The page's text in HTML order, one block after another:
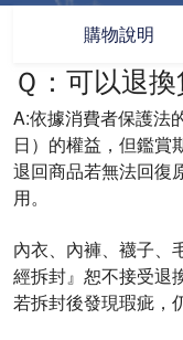
SF 三花棉
購物說明
SF 三花棉業
Ｑ：可以退
A:依據消費者保護法
日）的權益，但鑑賞
退回商品若無法回復
用。
內衣、內褲、襪子、
經拆封』恕不接受退
若拆封後發現瑕疵，